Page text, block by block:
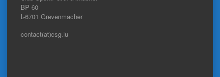
BP 60
L-6701 Grevenmacher
contact(at)csg.lu